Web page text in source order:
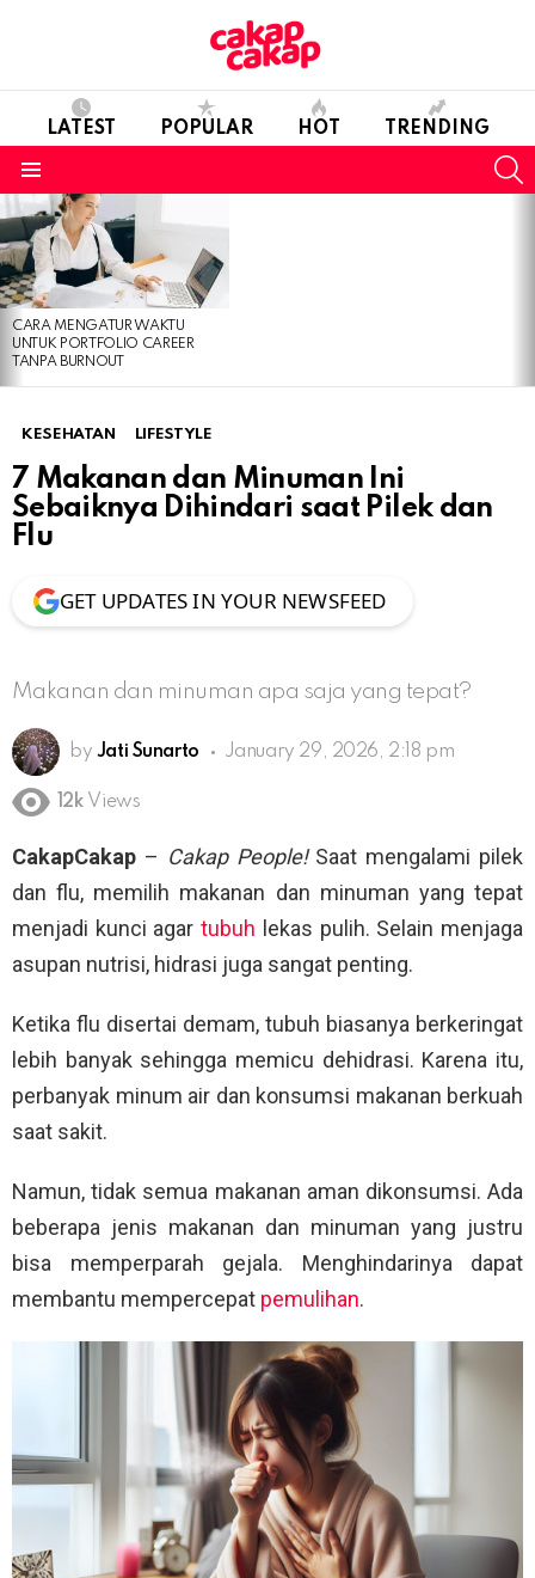
LATEST POPULAR HOT TRENDING
LATEST
STORIES
CARA MENGATUR WAKTU
UNTUK PORTFOLIO CAREER
TANPA BURNOUT
KESEHATAN LIFESTYLE
7 Makanan dan Minuman Ini
Sebaiknya Dihindari saat Pilek dan
Flu
GET UPDATES IN YOUR NEWSFEED
Makanan dan minuman apa saja yang tepat?
by Jati Sunarto January 29, 2026, 2:18 pm
12k Views
CakapCakap – Cakap People!Saat mengalami pilek
dan flu, memilih makanan dan minuman yang tepat
menjadi kunci agartubuh lekas pulih. Selain menjaga
asupan nutrisi, hidrasi juga sangat penting.
Ketika flu disertai demam, tubuh biasanya berkeringat
lebih banyak sehingga memicu dehidrasi. Karena itu,
perbanyak minum air dan konsumsi makanan berkuah
saat sakit.
Namun, tidak semua makanan aman dikonsumsi. Ada
beberapa jenis makanan dan minuman yang justru
bisa memperparah gejala. Menghindarinya dapat
membantu mempercepat pemulihan.